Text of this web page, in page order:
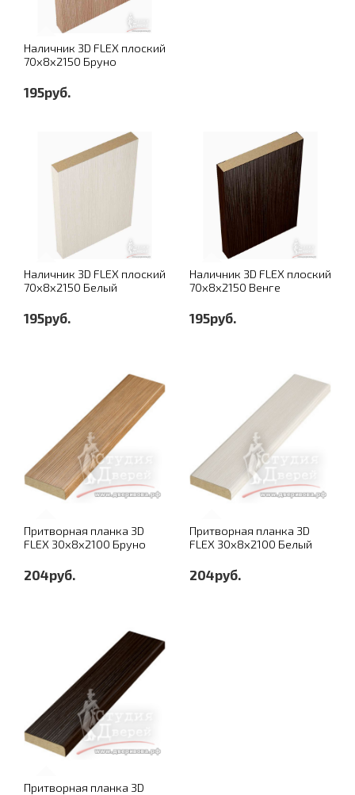
Наличник 3D FLEX плоский
70х8х2150 Бруно
195руб.
Наличник 3D FLEX плоский
70х8х2150 Белый
195руб.
Наличник 3D FLEX плоский
70х8х2150 Венге
195руб.
Притворная планка 3D
FLEX 30х8х2100 Бруно
204руб.
Притворная планка 3D
FLEX 30х8х2100 Белый
204руб.
Притворная планка 3D